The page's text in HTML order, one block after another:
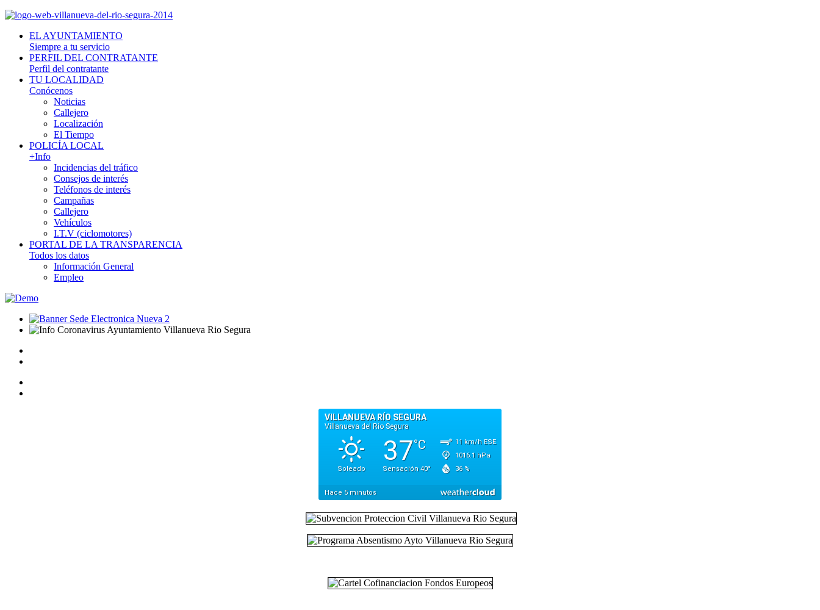
EL AYUNTAMIENTO
Siempre a tu servicio
PERFIL DEL CONTRATANTE
Perfil del contratante
TU LOCALIDAD
Conócenos
Noticias
Callejero
Localización
El Tiempo
POLICÍA LOCAL
+Info
Incidencias del tráfico
Consejos de interés
Teléfonos de interés
Campañas
Callejero
Vehículos
I.T.V (ciclomotores)
PORTAL DE LA TRANSPARENCIA
Todos los datos
Información General
Empleo